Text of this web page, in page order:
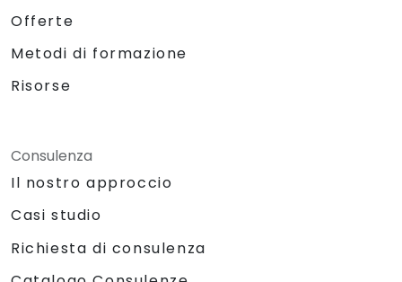
Offerte
Metodi di formazione
Risorse
Consulenza
Il nostro approccio
Casi studio
Richiesta di consulenza